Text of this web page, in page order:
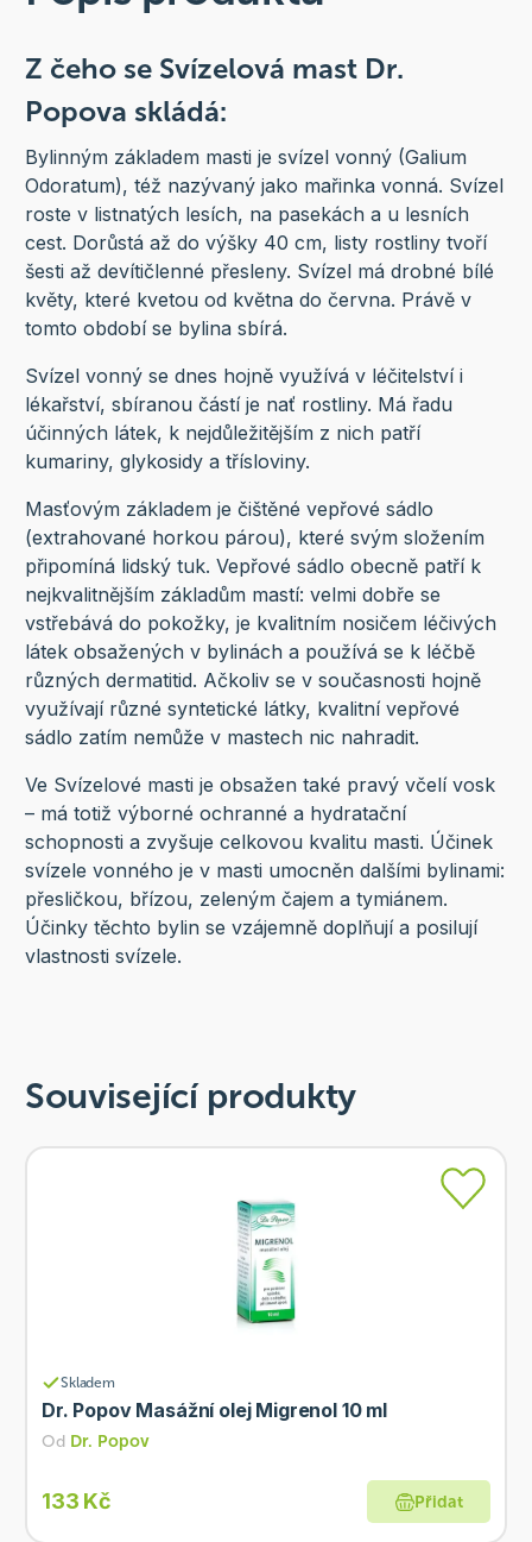
Z čeho se Svízelová mast Dr.
Popova skládá:
Bylinným základem masti je svízel vonný (Galium
Odoratum), též nazývaný jako mařinka vonná. Svízel
roste v listnatých lesích, na pasekách a u lesních
cest. Dorůstá až do výšky 40 cm, listy rostliny tvoří
šesti až devítičlenné přesleny. Svízel má drobné bílé
květy, které kvetou od května do června. Právě v
tomto období se bylina sbírá.
Svízel vonný se dnes hojně využívá v léčitelství i
lékařství, sbíranou částí je nať rostliny. Má řadu
účinných látek, k nejdůležitějším z nich patří
kumariny, glykosidy a třísloviny.
Masťovým základem je čištěné vepřové sádlo
(extrahované horkou párou), které svým složením
připomíná lidský tuk. Vepřové sádlo obecně patří k
nejkvalitnějším základům mastí: velmi dobře se
vstřebává do pokožky, je kvalitním nosičem léčivých
látek obsažených v bylinách a používá se k léčbě
různých dermatitid. Ačkoliv se v současnosti hojně
využívají různé syntetické látky, kvalitní vepřové
sádlo zatím nemůže v mastech nic nahradit.
Ve Svízelové masti je obsažen také pravý včelí vosk
– má totiž výborné ochranné a hydratační
schopnosti a zvyšuje celkovou kvalitu masti. Účinek
svízele vonného je v masti umocněn dalšími bylinami:
přesličkou, břízou, zeleným čajem a tymiánem.
Účinky těchto bylin se vzájemně doplňují a posilují
vlastnosti svízele.
Související produkty
Skladem
Dr. Popov Masážní olej Migrenol 10 ml
Od Dr. Popov
133 Kč Přidat